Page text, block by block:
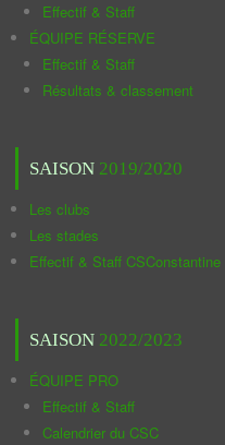
Effectif & Staff
ÉQUIPE RÉSERVE
Effectif & Staff
Résultats & classement
SAISON 2019/2020
Les clubs
Les stades
Effectif & Staff CSConstantine
SAISON 2022/2023
ÉQUIPE PRO
Effectif & Staff
Calendrier du CSC